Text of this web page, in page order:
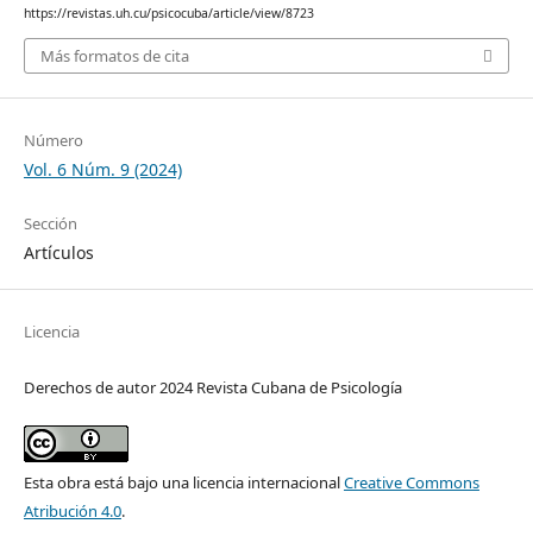
https://revistas.uh.cu/psicocuba/article/view/8723
Más formatos de cita
Número
Vol. 6 Núm. 9 (2024)
Sección
Artículos
Licencia
Derechos de autor 2024 Revista Cubana de Psicología
Esta obra está bajo una licencia internacionalCreative Commons
Atribución 4.0.